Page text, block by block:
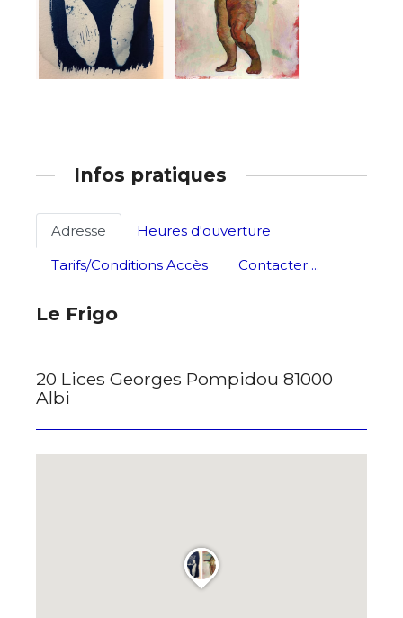
Statut / Organisation
J'accepte lestermes et conditions
Nom
Statut / Organisation
* Champ obligatoire
Infos pratiques
Adresse
Heures d'ouverture
Tarifs/Conditions Accès
Contacter ...
Le Frigo
20 Lices Georges Pompidou 81000
Albi